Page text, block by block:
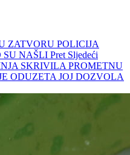
ZATVORU POLICIJA
SU NAŠLI Pret Sljedeći
SKRIVILA PROMETNU
ODUZETA JOJ DOZVOLA